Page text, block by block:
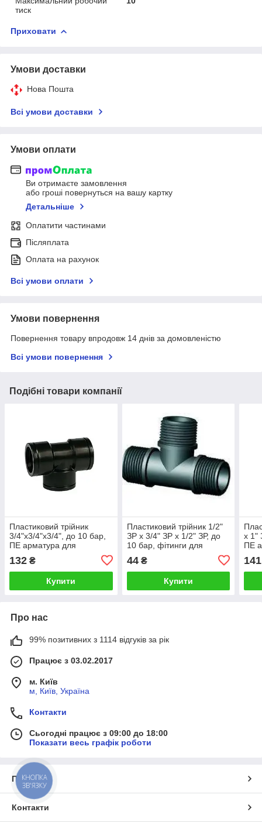
тиск
Приховати
Умови доставки
Нова Пошта
Всі умови доставки
Умови оплати
Ви отримаєте замовлення
або гроші повернуться на вашу картку
Детальніше
Оплатити частинами
Післяплата
Оплата на рахунок
Всі умови оплати
Умови повернення
Повернення товару впродовж 14 днів за домовленістю
Всі умови повернення
Подібні товари компанії
Пластиковий трійник
3/4"х3/4"х3/4", до 10 бар,
ПЕ арматура для
(Італія)
132 ₴
Купити
Пластиковий трійник 1/2"
ЗР х 3/4" ЗР х 1/2" ЗР, до
10 бар, фітинги для
систем водопостачання
Irritec (Італія)
44₴
Купити
х 1"
ПЕ
141
Про нас
99% позитивних з 1114 відгуків за рік
Працює з 03.02.2017
м. Київ
м, Київ, Україна
Контакти
Сьогодні працює з 09:00 до 18:00
Показати весь графік роботи
Про нас
Контакти
КНОПКА
ЗВ'ЯЗКУ